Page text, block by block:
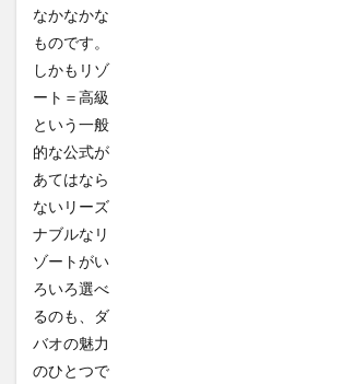
なかなかな
ものです。
しかもリゾ
ート＝高級
という一般
的な公式が
あてはなら
ないリーズ
ナブルなリ
ゾートがい
ろいろ選べ
るのも、ダ
バオの魅力
のひとつで